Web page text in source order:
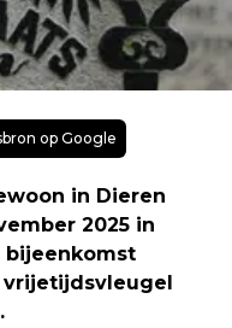
op Google
in Dieren
2025 in
bijeenkomst